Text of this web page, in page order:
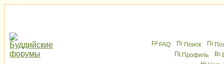
FAQ Поиск
Профиль